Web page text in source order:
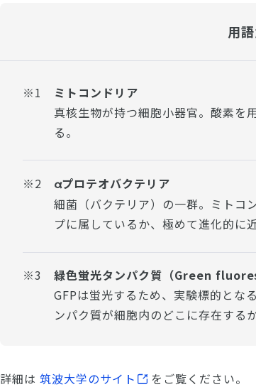
用
※1
ミトコンドリア
真核生物が持つ細胞小器官。酸素を
る。
※2 αプロテオバクテリア
細菌（バクテリア）の一群。ミトコ
プに属しているか、極めて進化的に
※3
緑色蛍光タンパク質（Green
GFPは蛍光するため、実験標的とな
ンパク質が細胞内のどこに存在する
詳細は筑波大学のサイト をご覧ください。